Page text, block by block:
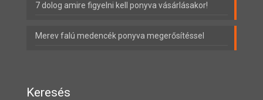
7 dolog amire figyelni kell ponyva vásárlásakor!
Merev falú medencék ponyva megerősítéssel
Keresés